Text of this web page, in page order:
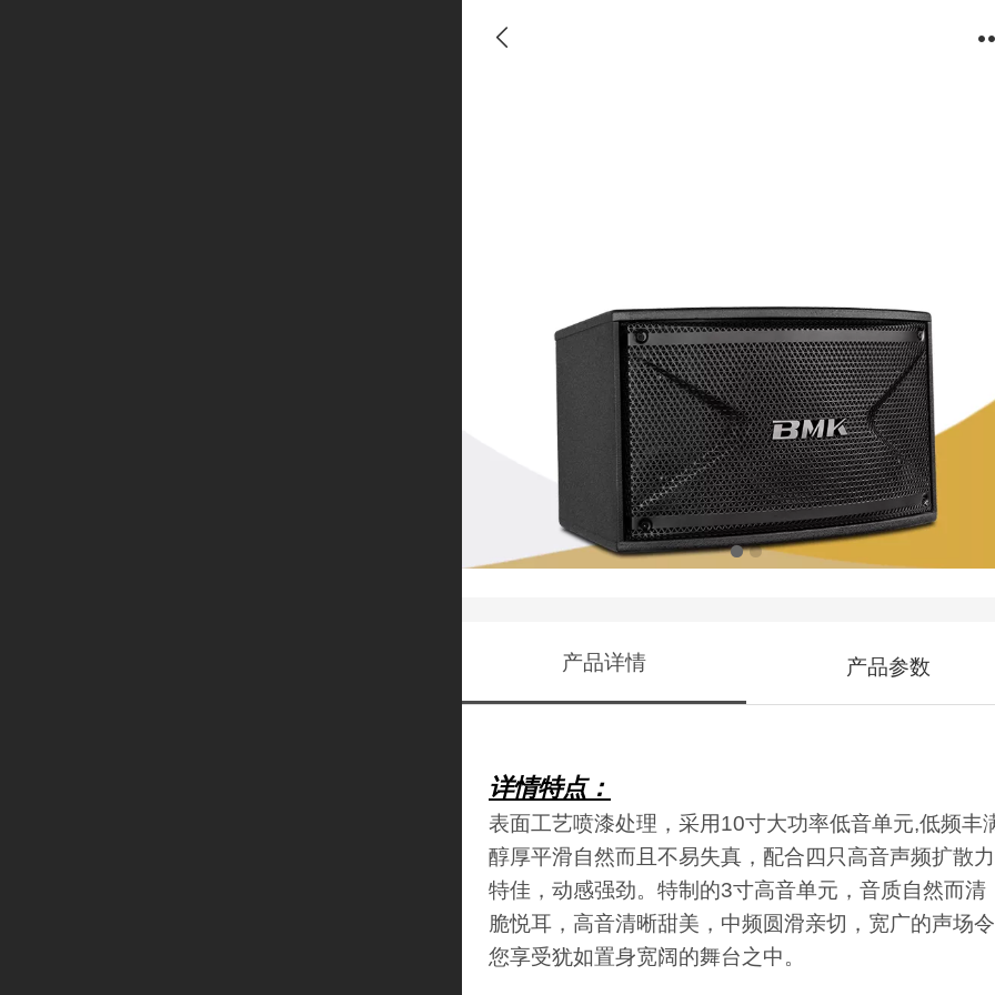
型号：OK-10B 黑色
产品详情 产品参数
详情特点：
表面工艺喷漆处理，采用10寸大功率低音单元,低频丰
醇厚平滑自然而且不易失真，配合四只高音声频扩散力
特佳，动感强劲。特制的3寸高音单元，音质自然而清
脆悦耳，高音清晰甜美，中频圆滑亲切，宽广的声场令
您享受犹如置身宽阔的舞台之中。